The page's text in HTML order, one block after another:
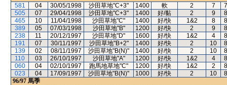
581
04 30/05/1998 沙田草地"C+3" 1400 軟 2 7
505
07 29/04/1998 沙田草地"C+3" 1400 好/黏 2 9
465
10 11/04/1998 沙田草地"C" 1400 好/快 1&2 8
389
05 07/03/1998 沙田草地"B" 1200 好/快 2 9
238
11 20/12/1997 沙田草地"D" 1600 好/快 1&2 4
191
07 30/11/1997 沙田草地"B+2" 1400 好/快 2 10
139
02 08/11/1997 沙田草地"B(N)" 1400 好/快 2 10
110
03 26/10/1997 沙田草地"A" 1200 好/快 1&2 4
060
04 02/10/1997 跑馬地草地"C" 1200 好/快 1&2 2
023
04 17/09/1997 沙田草地"B(N)" 1000 好/快 2 10
96/97 馬季